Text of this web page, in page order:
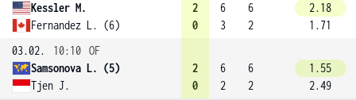
Kessler M.
Fernandez L. (6)
2
0
6
3
6
2
2.18
1.71
03.02.
10:10 OF
Samsonova L. (5)
Tjen J.
2
0
6
2
6
2
1.55
2.49